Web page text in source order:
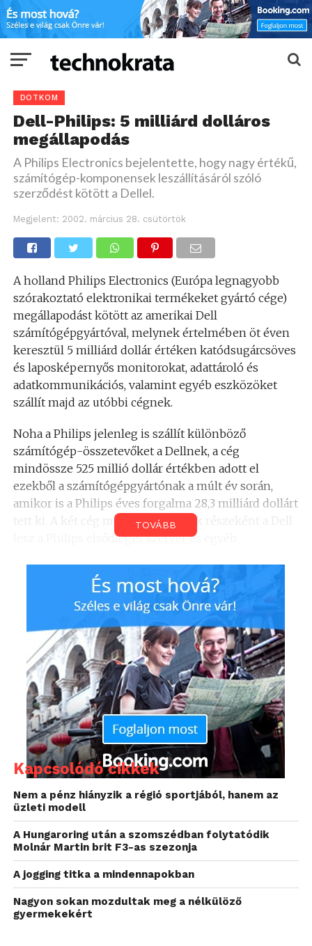
DOTKOM
Dell-Philips: 5 milliárd dolláros
megállapodás
A Philips Electronics bejelentette, hogy nagy értékű,
számítógép-komponensek leszállításáról szóló
szerződést kötött a Dellel.
Megjelent: 2002. március 28. csütörtök
A holland Philips Electronics (Európa legnagyobb
szórakoztató elektronikai termékeket gyártó cége)
megállapodást kötött az amerikai Dell
számítógépgyártóval, melynek értelmében öt éven
keresztül 5 milliárd dollár értéken katódsugárcsöves
és laposképernyős monitorokat, adattároló és
adatkommunikációs, valamint egyéb eszközöket
szállít majd az utóbbi cégnek.
Noha a Philips jelenleg is szállít különböző
számítógép-összetevőket a Dellnek, a cég
mindössze 525 millió dollár értékben adott el
ezekből a számítógépgyártónak a múlt év során,
amikor is a Philips éves forgalma 28,3 milliárd dollárt
tett ki. A két cég megállapodásának részeként a Dell
lesz a Philips elsődleges szerver és egyéb
márkanevén kínált PC-perifériáit a Dell is
értékesíteni fogja. Ezenkívül a két vállalat optikai
tárolóeszközökkel kapcsolatos szabványok
kialakítása terén, valamint marketing és egyéb
területeken is együtt fog működni.
A jelenleg pénzügyi gondokkal küszködő Philips
nemrégiben kötött a Dellhez hasonló megállapodást
a sportruházati termékeket és sportszereket gyártó
Nike céggel is. A Nike-nak különböző hordozható
digitális zenelejátszó termékeket fog értékesíteni a
Philips, amelyeket aztán a Nike saját márkanevén
kínál majd a vásárlói felé.
TOVÁBB
Kapcsolódó cikkek
Nem a pénz hiányzik a régió sportjából, hanem az
üzleti modell
A Hungaroring után a szomszédban folytatódik
Molnár Martin brit F3-as szezonja
A jogging titka a mindennapokban
Nagyon sokan mozdultak meg a nélkülöző
gyermekekért